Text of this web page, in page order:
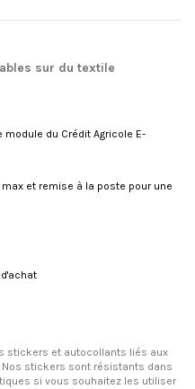
sur du textile
module du Crédit Agricole E-
et remise à la poste pour une
stickers et autocollants liés aux
stickers sont résistants dans
si vous souhaitez les utiliser